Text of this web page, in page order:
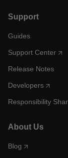
Support
Guides
Support Center
Release Notes
Developers
Responsibility
About Us
Blog